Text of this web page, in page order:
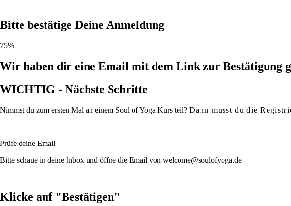
Bitte bestätige Deine Anmeldung
75%
Wir haben dir eine Email mit dem Link zur Bestätigung
WICHTIG - Nächste Schritte
Nimmst du zum ersten Mal an einem Soul of Yoga Kurs teil? Dann musst du die
Prüfe deine Email
Bitte schaue in deine Inbox und öffne die Email von welcome@soulofyoga.de
Klicke auf "Bestätigen"